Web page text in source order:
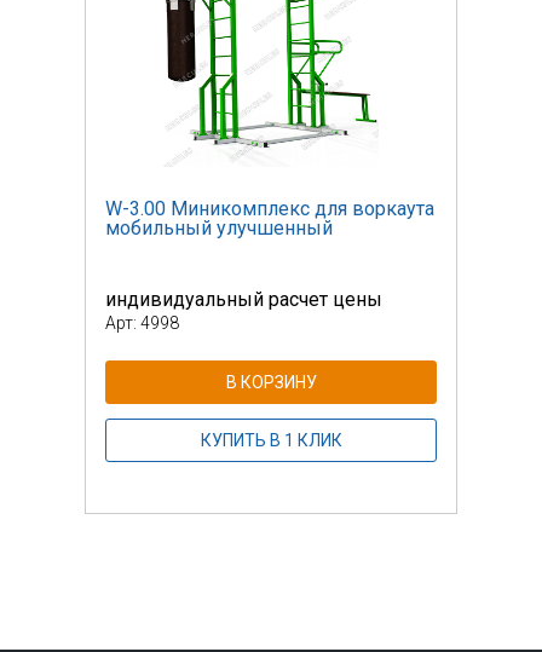
W-3.00 Миникомплекс для воркаута
мобильный улучшенный
индивидуальный расчет цены
Арт: 4998
В КОРЗИНУ
КУПИТЬ В 1 КЛИК